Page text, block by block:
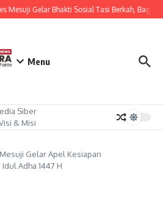
Mesuji Gelar Bhakti Sosial Tasi Berkah,
Menu
Siber
& Misi
Gelar Apel Kesiapan
Adha 1447 H